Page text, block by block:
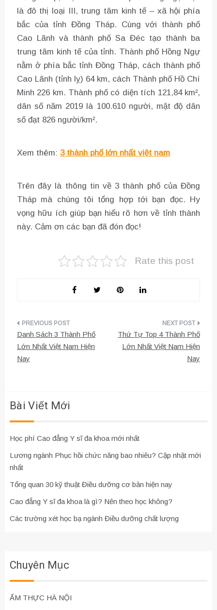
là đô thị loại III, trung tâm kinh tế – xã hội phía
bắc của tỉnh Đồng Tháp. Cùng với thành phố
Cao Lãnh và thành phố Sa Đéc tạo thành ba
trung tâm kinh tế của tỉnh. Thành phố Hồng Ngự
nằm ở phía bắc tỉnh Đồng Tháp, cách thành phố
Cao Lãnh (tỉnh lỵ) 64 km, cách Thành phố Hồ Chí
Minh 226 km. Thành phố có diện tích 121,84 km²,
dân số năm 2019 là 100.610 người, mật độ dân
số đạt 826 người/km².
Xem thêm: 3 thành phố lớn nhất việt nam
Trên đây là thông tin về 3 thành phố của Đồng
Tháp mà chúng tôi tổng hợp tới bạn đọc. Hy
vọng hữu ích giúp bạn hiểu rõ hơn về tỉnh thành
này. Cảm ơn các bạn đã đón đọc!
Rate this post
Điều
hướng
bài
Danh Sách 3 Thành Phố
Lớn Nhất Việt Nam Hiện
Nay
Thứ Tự Top 4 Thành Phố
Lớn Nhất Việt Nam Hiện
Nay
Bài Viết Mới
Học phí Cao đẳng Y sĩ đa khoa mới nhất
Lương ngành Phục hồi chức năng bao nhiêu? Cập nhật mới
nhất
Tổng quan 30 kỹ thuật Điều dưỡng cơ bản hiện nay
Cao đẳng Y sĩ đa khoa là gì? Nên theo học không?
Các trường xét học bạ ngành Điều dưỡng chất lượng
Chuyên Mục
ẨM THỰC HÀ NỘI